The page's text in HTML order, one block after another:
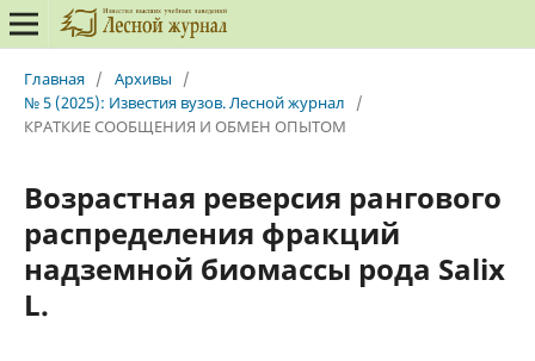
Главная / Архивы
/
№ 5 (2025): Известия вузов. Лесной журнал
/
КРАТКИЕ СООБЩЕНИЯ И ОБМЕН ОПЫТОМ
Возрастная реверсия рангового
распределения фракций
надземной биомассы рода Salix
L.